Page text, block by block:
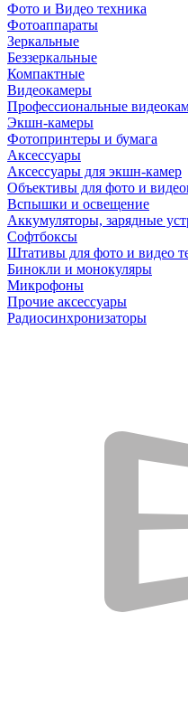
Фото и Видео техника
Фотоаппараты
Зеркальные
Беззеркальные
Компактные
Видеокамеры
Профессиональные
Экшн-камеры
Фотопринтеры и бумага
Аксессуары
Аксессуары для экшн-камер
Объективы для фото и
Вспышки и освещение
Аккумуляторы, зарядные
Софтбоксы
Штативы для фото и видео
Бинокли и монокуляры
Микрофоны
Прочие аксессуары
Радиосинхронизаторы